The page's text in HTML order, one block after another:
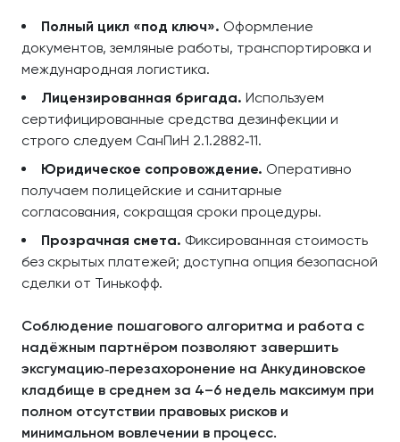
Полный цикл «под ключ». Оформление
документов, земляные работы, транспортировка и
международная логистика.
Лицензированная бригада. Используем
сертифицированные средства дезинфекции и
строго следуем СанПиН 2.1.2882‑11.
Юридическое сопровождение. Оперативно
получаем полицейские и санитарные
согласования, сокращая сроки процедуры.
Прозрачная смета. Фиксированная стоимость
без скрытых платежей; доступна опция безопасной
сделки от Тинькофф.
Соблюдение пошагового алгоритма и работа с
надёжным партнёром позволяют завершить
эксгумацию‑перезахоронение на Анкудиновское
кладбище в среднем за 4–6 недель максимум при
полном отсутствии правовых рисков и
минимальном вовлечении в процесс.